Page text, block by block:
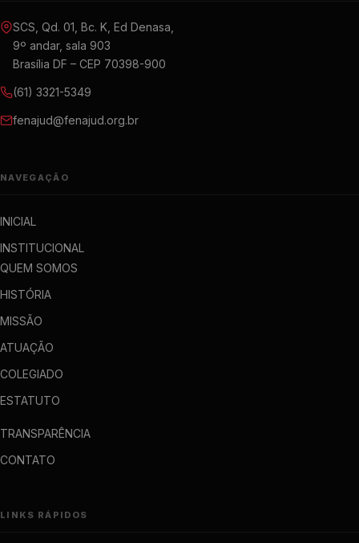
SCS, Qd. 01, Bc. K, Ed Denasa,
9º andar, sala 903
Brasília DF – CEP 70398-900
(61) 3321-5349
fenajud@fenajud.org.br
NAVEGAÇÃO
INICIAL
INSTITUCIONAL
QUEM SOMOS
HISTÓRIA
MISSÃO
ATUAÇÃO
COLEGIADO
ESTATUTO
TRANSPARÊNCIA
CONTATO
LINKS RÁPIDOS